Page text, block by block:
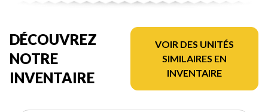
DÉCOUVREZ
NOTRE
INVENTAIRE
VOIR DES UNITÉS
SIMILAIRES EN
INVENTAIRE